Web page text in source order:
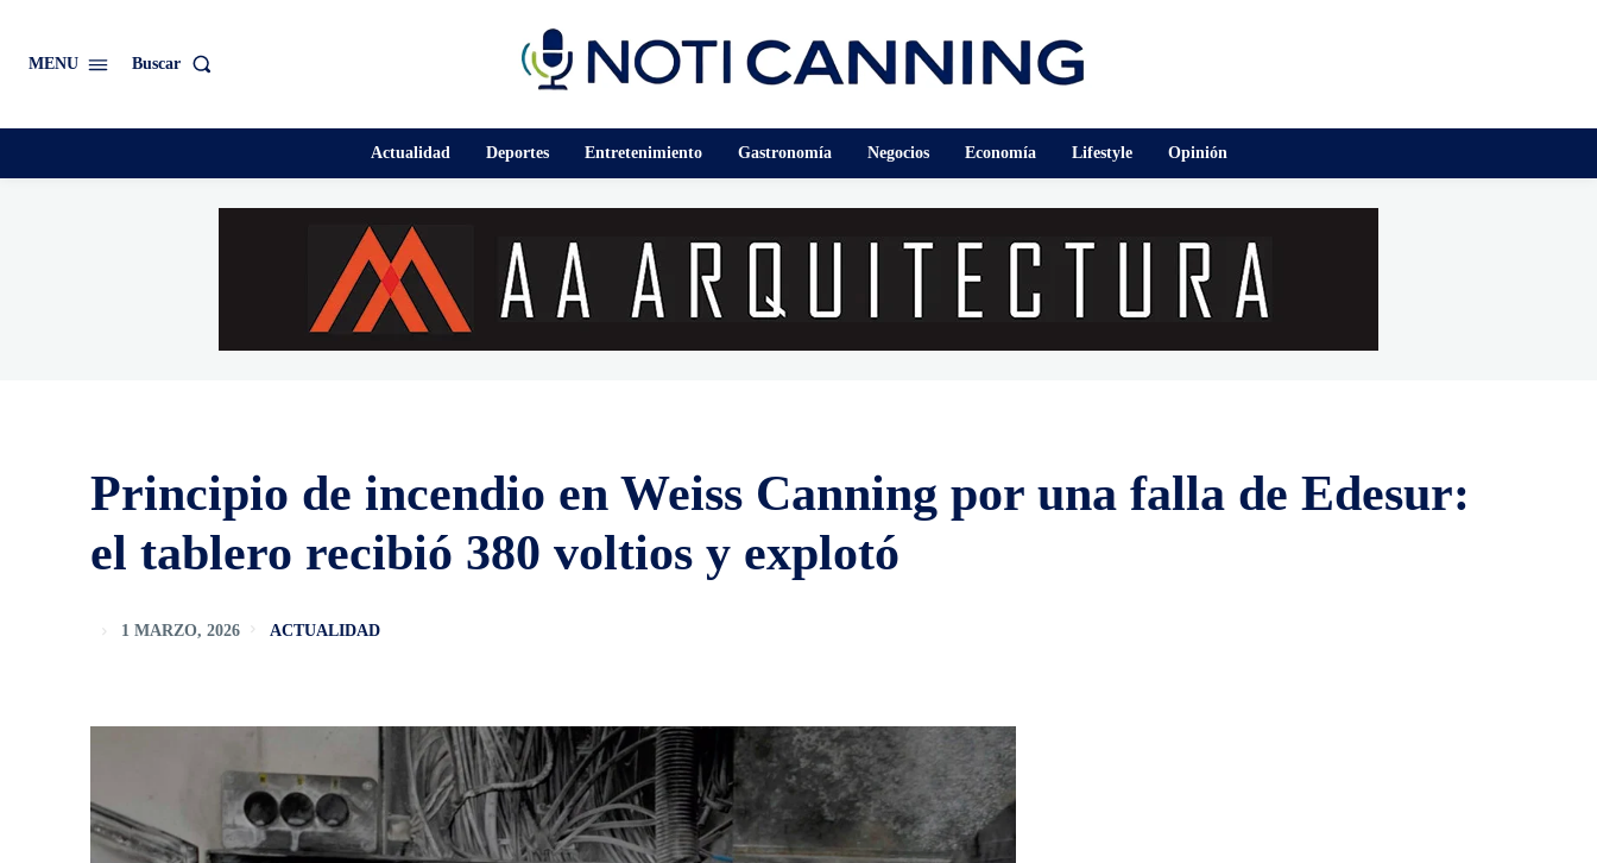
MENU Buscar
Actualidad Deportes Entretenimiento Gastronomía Negocios Economía Lifestyle Opinión
Principio de incendio en Weiss Canning por una falla de Edesur:
el tablero recibió 380 voltios y explotó
1 MARZO, 2026 ACTUALIDAD